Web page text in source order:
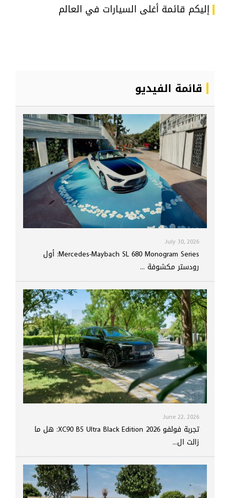
إليكم قائمة أغلى السيارات في العالم
قائمة الفيديو
July 30, 2026
Mercedes-Maybach SL 680 Monogram Series: أول
رودستر مكشوفة ...
June 22, 2026
تجربة فولفو XC90 B5 Ultra Black Edition 2026: هل ما
زالت ال...